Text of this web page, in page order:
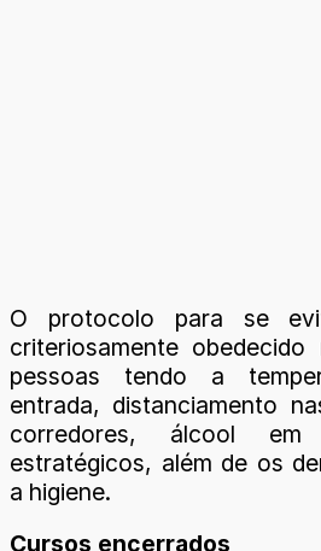
O protocolo para se
criteriosamente
pessoas tendo a
entrada, distanciamento
corredores, álcool
estratégicos, além de os
a higiene.
Cursos encerrados